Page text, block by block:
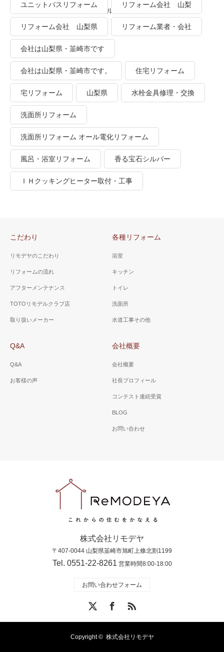
業者・会社 ＴＯＴＯリモデルクラブ
ユニットバスリフォーム リフォーム会社 山梨
リフォーム会社 山梨県 リフォーム業者・会社
会社は山梨県・韮崎市です
会社は山梨県・韮崎市です。 住宅リフォーム
宅リフォーム 山梨県 水栓金具修理・交換
洗面所リフォーム
洗面所リフォーム オール電化リフォーム
風呂・浴室リフォーム 香る宝石シルバー
ＩＨクッキングヒーター取付・工事
こだわり
リモデヤのこだわり
リフォームの流れ
アフターメンテナンス
TOTOリモデルクラブ店
取り扱いメーカー
各種リフォーム
浴室
キッチン
トイレ
洗面所
水道工事その他
Q&A
Q&A
お客様の声
会社概要
会社概要
社長プロフィール
コンテスト連続受賞
BLOG
お問い合わせ
株式会社リモデヤ
〒407-0044 山梨県韮崎市旭町上條北割1199
Tel. 0551-22-8261営業時間8:00-18:00
お問い合わせフォーム
RSS
Copyright © 株式会社リモデヤ